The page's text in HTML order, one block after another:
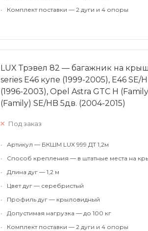
•
Комплект поставки — 2 дуги и 4 опоры
LUX Трэвел 82 — багажник на
series Е46 купе (1999-2005), Е46 SE/
(1996-2003), Opel Astra GTC H
(Family) SE/HB 5дв. (2004-2015)
Под заказ
•
Артикул — БКШМ LUX 999 ДТ 1,2м
•
Способ крепления — в штатные места на
•
Длина дуг — 1,2 м
•
Цвет дуг — серебристый
•
Профиль дуг — крыловидный
•
Допустимая нагрузка — до 100 кг
•
Комплект поставки — 2 дуги и 4 опоры